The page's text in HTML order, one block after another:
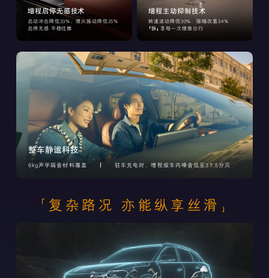
增程启停无感技术
启动冲击降低33%，熄火振动降低25%
启停无感 平稳优雅
增程主动抑制技术
转速波动降低30%、振幅改善34%
静
享每一次惬意出行
整车静谧科技
6kg声学隔音材料覆盖 驻车充电时，增程版车内噪音低至37.5分贝
复杂路况 亦能纵享丝滑